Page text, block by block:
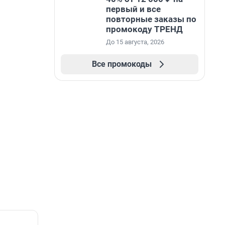
первый и все
повторные заказы по
промокоду ТРЕНД
До 15 августа, 2026
Все промокоды